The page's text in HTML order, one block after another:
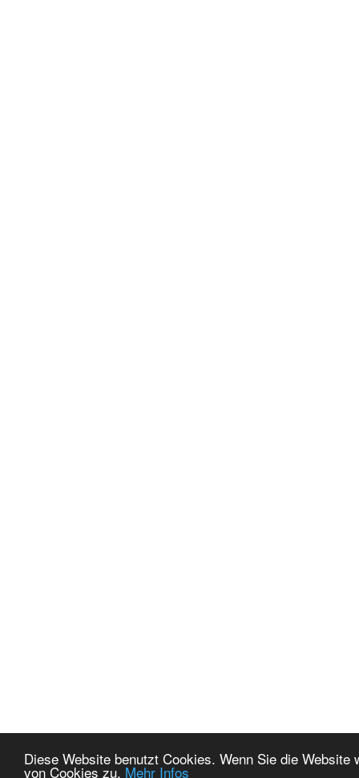
Diese Website benutzt Cookies. Wenn Sie die
von Cookies zu. Mehr Infos